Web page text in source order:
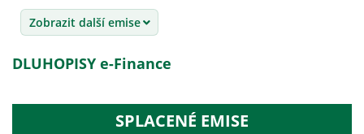
Zobrazit další emise
DLUHOPISY e-Finance
SPLACENÉ EMISE